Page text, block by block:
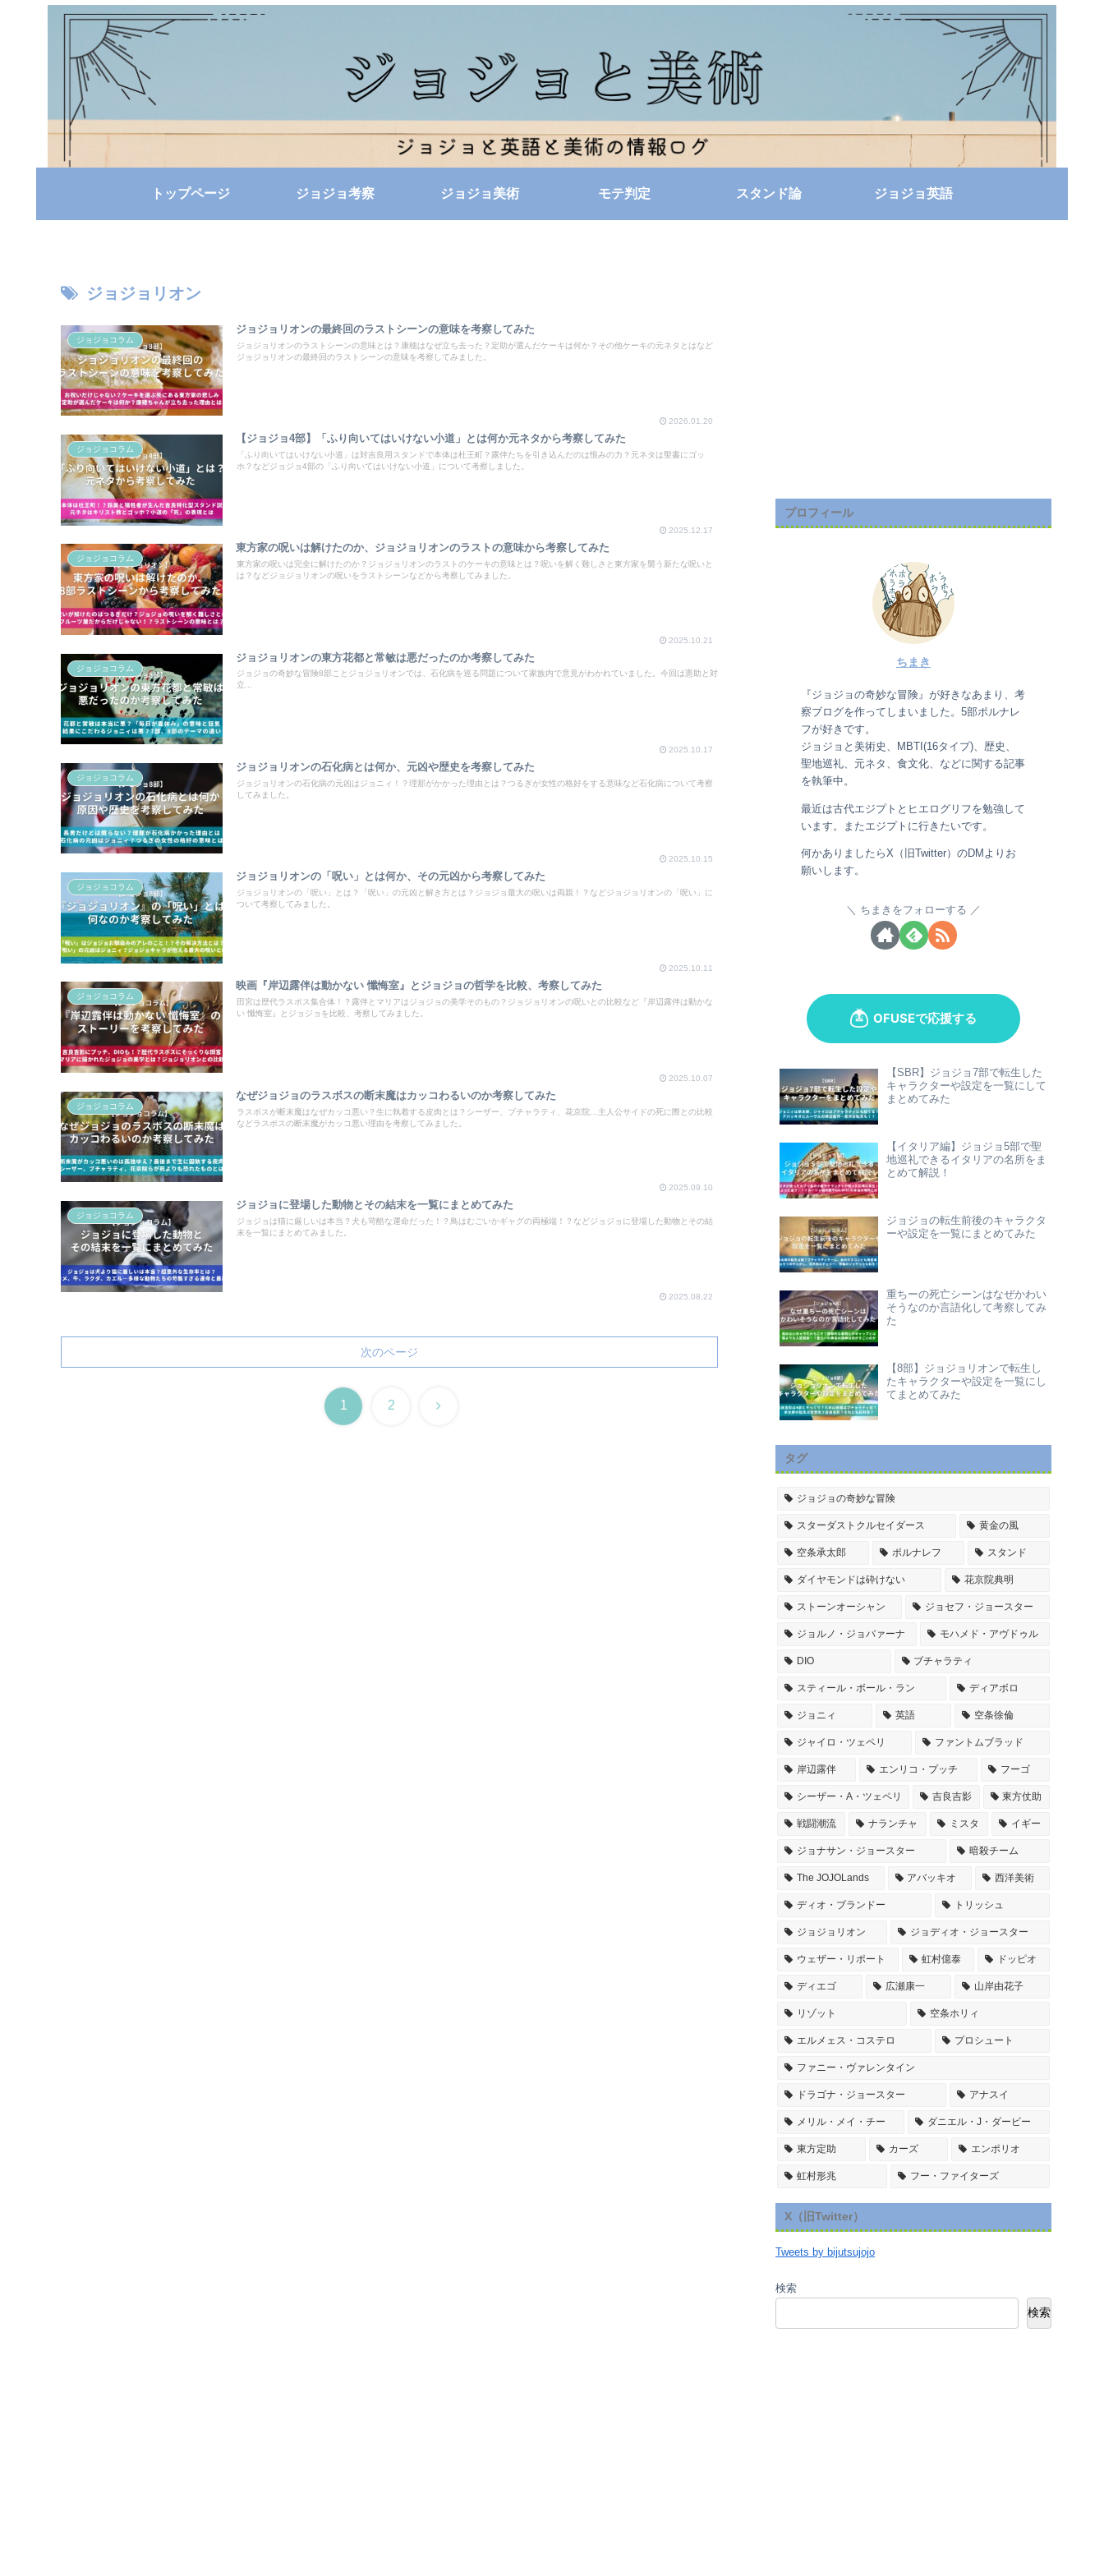
トップページ ジョジョ考察 ジョジョ美術 モテ判定 スタンド論 ジョジョ英語
ジョジョリオン
ジョジョコラム
ジョジョリオンの最終回のラストシーンの意味を考察してみた
ジョジョリオンのラストシーンの意味とは？康穂はなぜ立ち去った？定助が選んだケーキは何か？その他ケーキの元ネタとはなど
ジョジョリオンの最終回のラストシーンの意味を考察してみました。
2026.01.20
ジョジョコラム
【ジョジョ4部】「ふり向いてはいけない小道」とは何か元ネタから考察してみた
「ふり向いてはいけない小道」は対吉良用スタンドで本体は杜王町？露伴たちを引き込んだのは恨みの力？元ネタは聖書にゴッ
ホ？などジョジョ4部の「ふり向いてはいけない小道」について考察しました。
2025.12.17
ジョジョコラム
東方家の呪いは解けたのか、ジョジョリオンのラストの意味から考察してみた
東方家の呪いは完全に解けたのか？ジョジョリオンのラストのケーキの意味とは？呪いを解く難しさと東方家を襲う新たな呪いと
は？などジョジョリオンの呪いをラストシーンなどから考察してみました。
2025.10.21
ジョジョコラム
ジョジョリオンの東方花都と常敏は悪だったのか考察してみた
ジョジョの奇妙な冒険8部ことジョジョリオンでは、石化病を巡る問題について家族内で意見がわかれていました。今回は憲助と対
立...
2025.10.17
ジョジョコラム
ジョジョリオンの石化病とは何か、元凶や歴史を考察してみた
ジョジョリオンの石化病の元凶はジョニィ！？理那がかかった理由とは？つるぎが女性の格好をする意味など石化病について考察
してみました。
2025.10.15
ジョジョコラム
ジョジョリオンの「呪い」とは何か、その元凶から考察してみた
ジョジョリオンの「呪い」とは？「呪い」の元凶と解き方とは？ジョジョ最大の呪いは両親！？などジョジョリオンの「呪い」に
ついて考察してみました。
2025.10.11
ジョジョコラム
映画『岸辺露伴は動かない 懺悔室』とジョジョの哲学を比較、考察してみた
田宮は歴代ラスボス集合体！？露伴とマリアはジョジョの美学そのもの？ジョジョリオンの呪いとの比較など『岸辺露伴は動かな
い 懺悔室』とジョジョを比較、考察してみました。
2025.10.07
ジョジョコラム
なぜジョジョのラスボスの断末魔はカッコわるいのか考察してみた
ラスボスが断末魔はなぜカッコ悪い？生に執着する皮肉とは？シーザー、ブチャラティ、花京院…主人公サイドの死に際との比較
などラスボスの断末魔がカッコ悪い理由を考察してみました。
2025.09.10
ジョジョコラム
ジョジョに登場した動物とその結末を一覧にまとめてみた
ジョジョは猫に厳しいは本当？犬も苛酷な運命だった！？鳥はむごいかギャグの両極端！？などジョジョに登場した動物とその結
末を一覧にまとめてみました。
2025.08.22
次のページ
1 2 次
プロフィール
ちまき
『ジョジョの奇妙な冒険』が好きなあまり、考
察ブログを作ってしまいました。5部ポルナレ
フが好きです。
ジョジョと美術史、MBTI(16タイプ)、歴史、
聖地巡礼、元ネタ、食文化、などに関する記事
を執筆中。
最近は古代エジプトとヒエログリフを勉強して
います。またエジプトに行きたいです。
何かありましたらX（旧Twitter）のDMよりお
願いします。
ちまきをフォローする
【SBR】ジョジョ7部で転生した
キャラクターや設定を一覧にして
まとめてみた
【イタリア編】ジョジョ5部で聖
地巡礼できるイタリアの名所をま
とめて解説！
ジョジョの転生前後のキャラクタ
ーや設定を一覧にまとめてみた
重ちーの死亡シーンはなぜかわい
そうなのか言語化して考察してみ
た
【8部】ジョジョリオンで転生し
たキャラクターや設定を一覧にし
てまとめてみた
タグ
ジョジョの奇妙な冒険
スターダストクルセイダース 黄金の風
空条承太郎 ポルナレフ スタンド
ダイヤモンドは砕けない 花京院典明
ストーンオーシャン ジョセフ・ジョースター
ジョルノ・ジョバァーナ モハメド・アヴドゥル
DIO ブチャラティ
スティール・ボール・ラン ディアボロ
ジョニィ 英語 空条徐倫
ジャイロ・ツェペリ ファントムブラッド
岸辺露伴 エンリコ・プッチ フーゴ
シーザー・A・ツェペリ 吉良吉影 東方仗助
戦闘潮流 ナランチャ ミスタ イギー
ジョナサン・ジョースター 暗殺チーム
The JOJOLands アバッキオ 西洋美術
ディオ・ブランドー トリッシュ
ジョジョリオン ジョディオ・ジョースター
ウェザー・リポート 虹村億泰 ドッピオ
ディエゴ 広瀬康一 山岸由花子
リゾット 空条ホリィ
エルメェス・コステロ プロシュート
ファニー・ヴァレンタイン
ドラゴナ・ジョースター アナスイ
メリル・メイ・チー ダニエル・J・ダービー
東方定助 カーズ エンポリオ
虹村形兆 フー・ファイターズ
X（旧Twitter）
Tweets by bijutsujojo
検索
検索